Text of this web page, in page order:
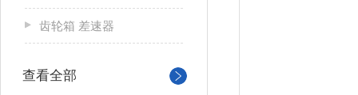
齿轮箱 差速器
查看全部